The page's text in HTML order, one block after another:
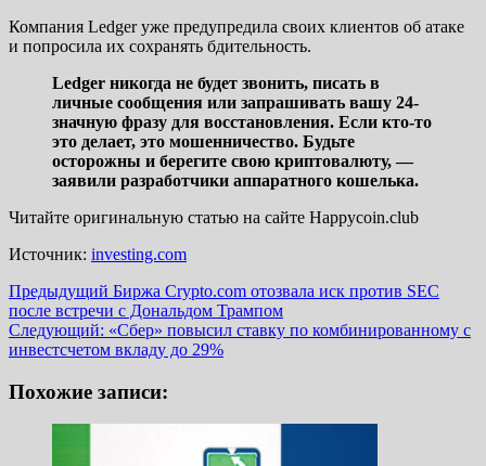
Компания Ledger уже предупредила своих клиентов об атаке
и попросила их сохранять бдительность.
Ledger никогда не будет звонить, писать в
личные сообщения или запрашивать вашу 24-
значную фразу для восстановления. Если кто-то
это делает, это мошенничество. Будьте
осторожны и берегите свою криптовалюту, —
заявили разработчики аппаратного кошелька.
Читайте оригинальную статью на сайте Happycoin.club
Источник: investing.com
Навигация
записи
Предыдущий Биржа Crypto.com отозвала иск против SEC
после встречи с Дональдом Трампом
Следующий: «Сбер» повысил ставку по комбинированному с
инвестсчетом вкладу до 29%
Похожие записи: